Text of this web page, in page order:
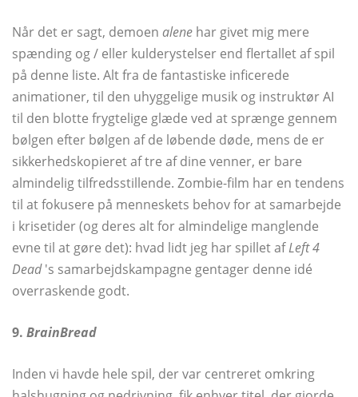
Når det er sagt, demoen alene har givet mig mere
spænding og / eller kulderystelser end flertallet af spil
på denne liste. Alt fra de fantastiske inficerede
animationer, til den uhyggelige musik og instruktør AI
til den blotte frygtelige glæde ved at sprænge gennem
bølgen efter bølgen af ​​de løbende døde, mens de er
sikkerhedskopieret af tre af dine venner, er bare
almindelig tilfredsstillende. Zombie-film har en tendens
til at fokusere på menneskets behov for at samarbejde
i krisetider (og deres alt for almindelige manglende
evne til at gøre det): hvad lidt jeg har spillet afLeft 4
Dead's samarbejdskampagne gentager denne idé
overraskende godt.
9. BrainBread
Inden vi havde hele spil, der var centreret omkring